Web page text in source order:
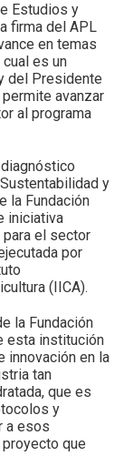
Estudios y
firma del APL
en temas
es un
del Presidente
avanzar
al programa
y
la Fundación
iniciativa
el sector
por
(IICA).
la Fundación
esta institución
innovación en la
tan
que es
y
a esos
que